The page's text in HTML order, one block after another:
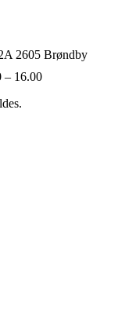
2605 Brøndby
– 16.00